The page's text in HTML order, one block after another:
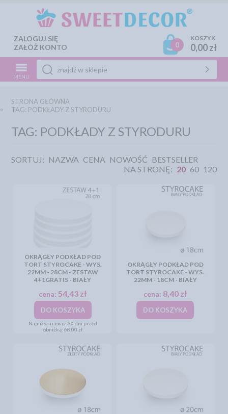
ZALOGUJ SIĘ
ZAŁÓŻ KONTO
0
KOSZYK
0,00 zł
MENU
STRONA GŁÓWNA
TAG: PODKŁADY Z STYRODURU
TAG: PODKŁADY Z STYRODURU
SORTUJ: NAZWA CENA NOWOŚĆ BESTSELLER
NA STRONĘ: 20 60 120
OKRĄGŁY PODKŁAD POD
TORT STYROCAKE - WYS.
22MM - 28CM - ZESTAW
4+1GRATIS - BIAŁY
cena:54,43 zł
DO KOSZYKA
Najniższa cena z 30 dni przed
obniżką: 68,00 zł
OKRĄGŁY PODKŁAD POD
TORT STYROCAKE - WYS.
22MM - 18CM - BIAŁY
cena: 8,40 zł
DO KOSZYKA